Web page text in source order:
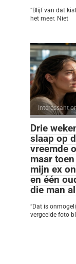
“Blijf van dat
het meer. Niet
Interessant
Drie
slaap op
vreemde
maar
mijn ex
en één
die man
“Dat is
vergeelde foto